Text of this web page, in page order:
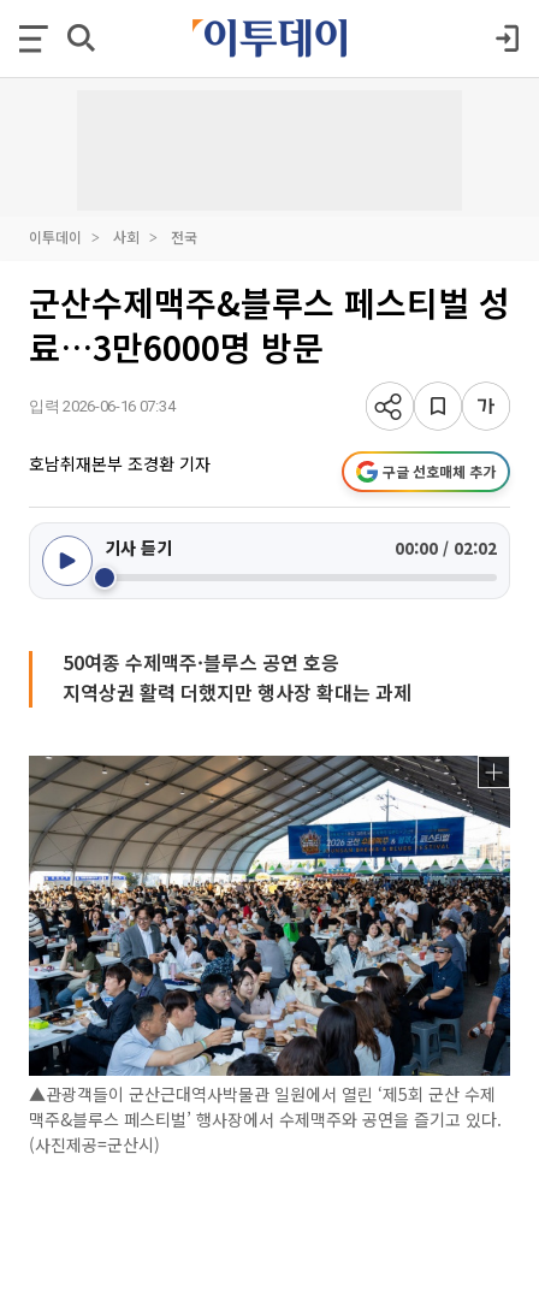
이투데이 사회 전국
군산수제맥주&블루스 페스티벌 성
료…3만6000명 방문
입력 2026-06-16 07:34
호남취재본부 조경환 기자 구글 선호매체 추가
기사 듣기 00:00 / 02:02
50여종 수제맥주·블루스 공연 호응
지역상권 활력 더했지만 행사장 확대는 과제
▲관광객들이 군산근대역사박물관 일원에서 열린 ‘제5회 군산 수제
맥주&블루스 페스티벌’ 행사장에서 수제맥주와 공연을 즐기고 있다.
(사진제공=군산시)